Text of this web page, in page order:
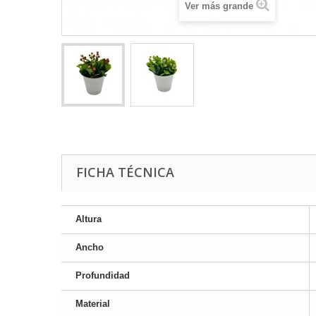
Ver más grande
FICHA TÉCNICA
Altura
Ancho
Profundidad
Material